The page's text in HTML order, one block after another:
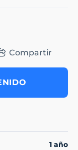
Compartir
1 año